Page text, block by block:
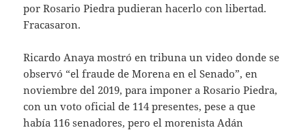
por Rosario Piedra pudieran hacerlo con libertad.
Fracasaron.
Ricardo Anaya mostró en tribuna un video donde se
observó “el fraude de Morena en el Senado”, en
noviembre del 2019, para imponer a Rosario Piedra,
con un voto oficial de 114 presentes, pese a que
había 116 senadores, pero el morenista Adán